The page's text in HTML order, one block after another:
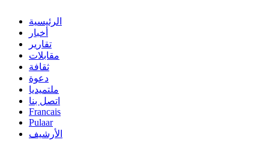
الرئيسية
أخبار
تقارير
مقابلات
ثقافة
دعوة
ملتميديا
اتصل بنا
Francais
Pulaar
الأرشيف